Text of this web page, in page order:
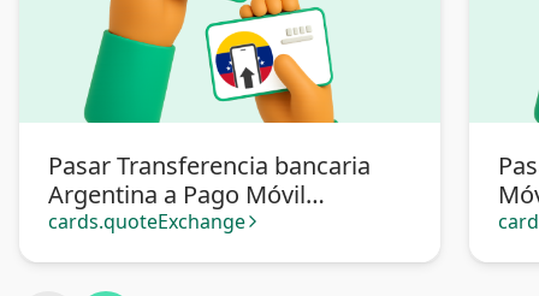
Pasar Transferencia bancaria
Argentina a Pago Móvil
Venezuela
cards.quoteExchange arrow_forward_ios